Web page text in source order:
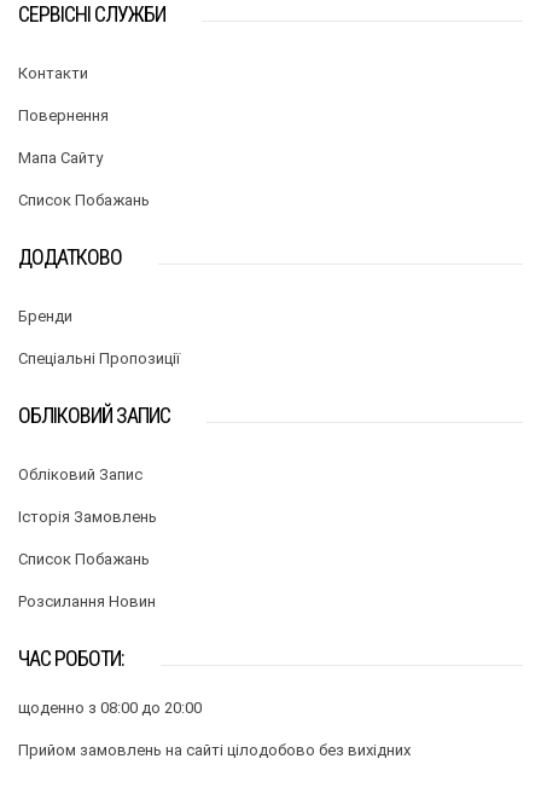
СЕРВІСНІ СЛУЖБИ
Контакти
Повернення
Мапа Сайту
Список Побажань
ДОДАТКОВО
Бренди
Спеціальні Пропозиції
ОБЛІКОВИЙ ЗАПИС
Обліковий Запис
Історія Замовлень
Список Побажань
Розсилання Новин
ЧАС РОБОТИ:
щоденно з 08:00 до 20:00
Прийом замовлень на сайті цілодобово без вихідних